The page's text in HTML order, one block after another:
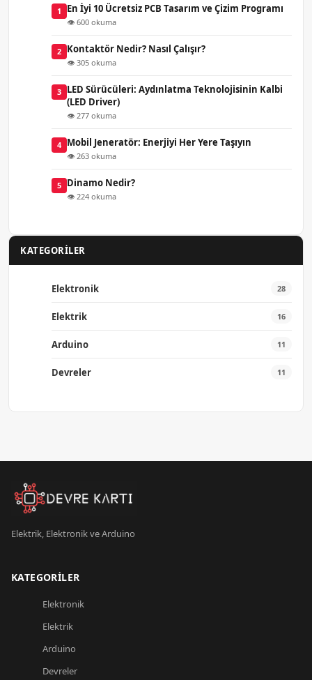
1 En İyi 10 Ücretsiz PCB Tasarım ve Çizim Programı
👁 600 okuma
2 Kontaktör Nedir? Nasıl Çalışır?
👁 305 okuma
3 LED Sürücüleri: Aydınlatma Teknolojisinin Kalbi
(LED Driver)
👁 277 okuma
4 Mobil Jeneratör: Enerjiyi Her Yere Taşıyın
👁 263 okuma
5 Dinamo Nedir?
👁 224 okuma
KATEGORILER
Elektronik 28
Elektrik 16
Arduino 11
Devreler 11
Elektrik, Elektronik ve Arduino
KATEGORILER
Elektronik
Elektrik
Arduino
Devreler